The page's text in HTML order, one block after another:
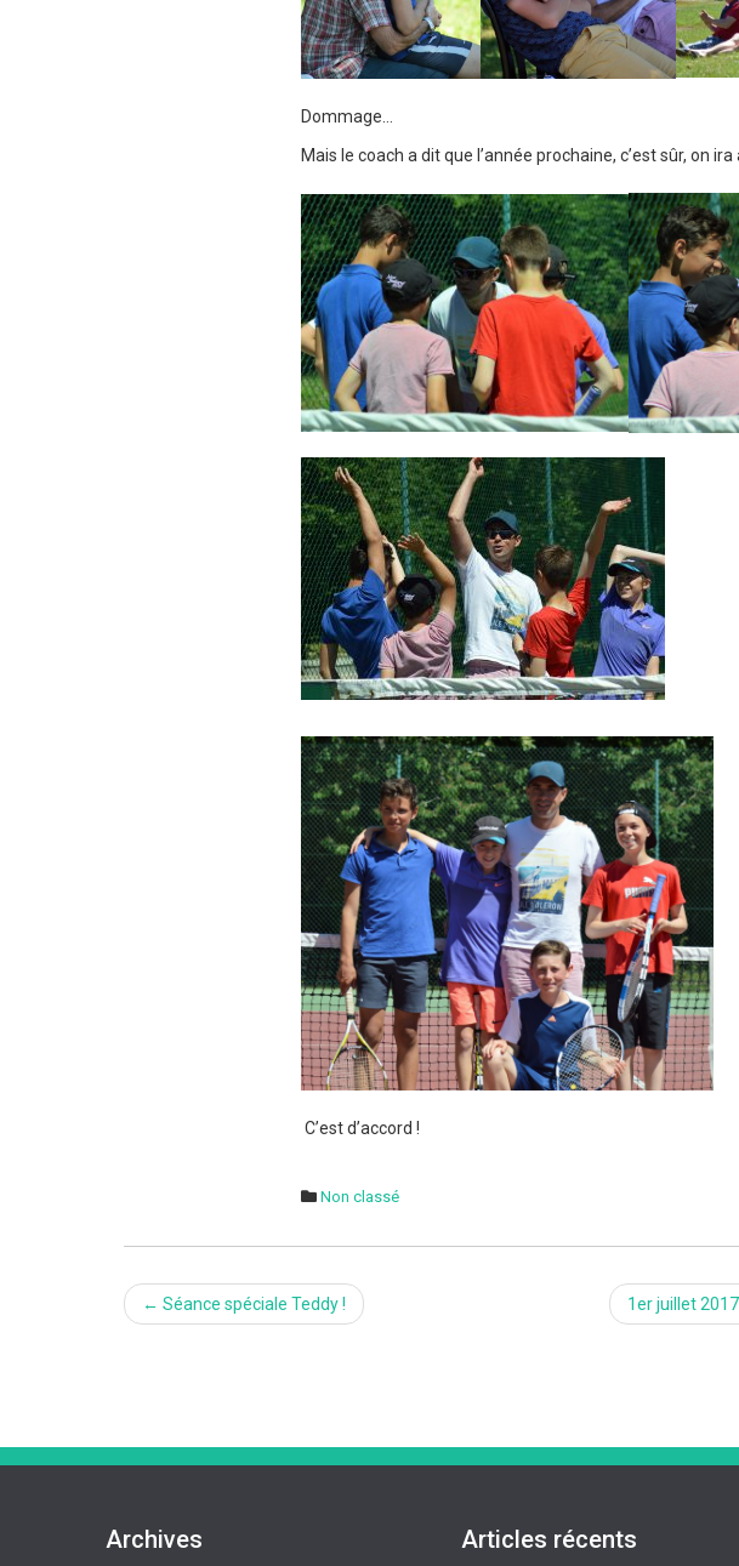
Dommage…
Mais le coach a dit que l’année prochaine, c’est sûr, on ira
C’est d’accord !
Non classé
Post
← Séance spéciale Teddy ! 1er juillet
Archives Articles récents